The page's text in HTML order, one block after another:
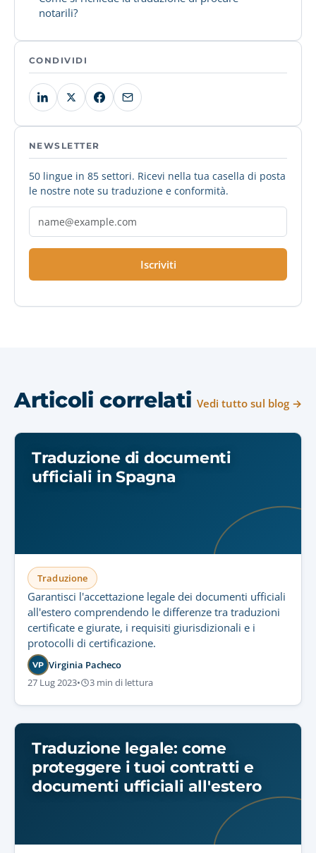
notarili?
CONDIVIDI
NEWSLETTER
50 lingue in 85 settori. Ricevi nella tua casella di posta
le nostre note su traduzione e conformità.
Iscriviti
Articoli correlati Vedi tutto sul blog →
Traduzione di documenti
ufficiali in Spagna
Traduzione
Garantisci l'accettazione legale dei documenti ufficiali
all'estero comprendendo le differenze tra traduzioni
certificate e giurate, i requisiti giurisdizionali e i
protocolli di certificazione.
VP Virginia Pacheco
27 Lug 2023• 3 min di lettura
Traduzione legale: come
proteggere i tuoi contratti e
documenti ufficiali all'estero